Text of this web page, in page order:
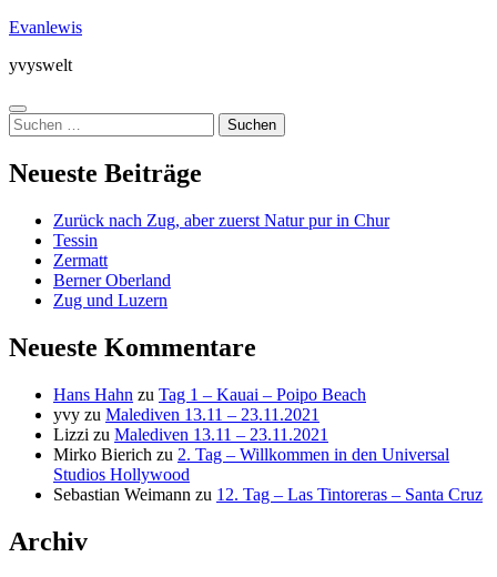
Zum
springen
Evanlewis
yvyswelt
Menü
Suchen
nach:
Neueste Beiträge
Zurück nach Zug, aber zuerst Natur pur in Chur
Tessin
Zermatt
Berner Oberland
Zug und Luzern
Neueste Kommentare
Hans Hahn zu Tag 1 – Kauai – Poipo Beach
yvy zu Malediven 13.11 – 23.11.2021
Lizzi zu Malediven 13.11 – 23.11.2021
Mirko Bierich zu 2. Tag – Willkommen in den Universal
Studios Hollywood
Sebastian Weimann zu 12. Tag – Las Tintoreras – Santa Cruz
Archiv